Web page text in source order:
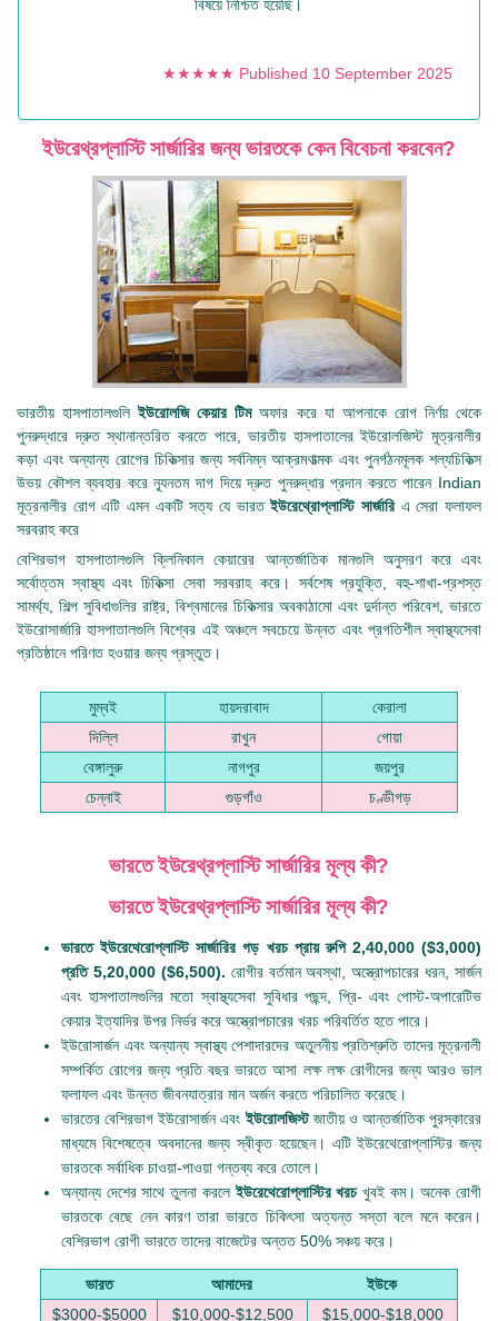
বিষয়ে নিশ্চিত হয়েছি।
★★★★★ Published 10 September 2025
ইউরেথ্রপ্লাস্টি সার্জারির জন্য ভারতকে কেন বিবেচনা করবেন?
ভারতীয় হাসপাতালগুলিইউরোলজি কেয়ার টিমঅফার করে যা আপনাকে রোগ নির্ণয় থেকে
পুনরুদ্ধারে দ্রুত স্থানান্তরিত করতে পারে, ভারতীয় হাসপাতালের ইউরোলজিস্ট মূত্রনালীর
কড়া এবং অন্যান্য রোগের চিকিত্সার জন্য সর্বনিম্ন আক্রমণাত্মক এবং পুনর্গঠনমূলক শল্যচিকিত্স
উভয় কৌশল ব্যবহার করে ন্যূনতম দাগ দিয়ে দ্রুত পুনরুদ্ধার প্রদান করতে পারেন Indian
মূত্রনালীর রোগ এটি এমন একটি সত্য যে ভারতইউরেথ্রোপ্লাস্টি সার্জারি এ সেরা ফলাফল
সরবরাহ করে
বেশিরভাগ হাসপাতালগুলি ক্লিনিকাল কেয়ারের আন্তর্জাতিক মানগুলি অনুসরণ করে এবং
সর্বোত্তম স্বাস্থ্য এবং চিকিত্সা সেবা সরবরাহ করে। সর্বশেষ প্রযুক্তি, বহু-শাখা-প্রশস্ত
সামর্থ্য, শিল্প সুবিধাগুলির রাষ্ট্র, বিশ্বমানের চিকিত্সার অবকাঠামো এবং দুর্দান্ত পরিবেশ, ভারতে
ইউরোসার্জারি হাসপাতালগুলি বিশ্বের এই অঞ্চলে সবচেয়ে উন্নত এবং প্রগতিশীল স্বাস্থ্যসেবা
প্রতিষ্ঠানে পরিণত হওয়ার জন্য প্রস্তুত।
মুম্বই হায়দরাবাদ
কেরালা
দিল্লি
রাখুন
গোয়া
বেঙ্গালুরু
নাগপুর
জয়পুর
চেন্নাই
গুড়গাঁও চণ্ডীগড়
ভারতে ইউরেথ্রপ্লাস্টি সার্জারির মূল্য কী?
ভারতে ইউরেথ্রপ্লাস্টি সার্জারির মূল্য কী?
ভারতে ইউরেথেরোপ্লাস্টি সার্জারির গড় খরচ প্রায় রুপি 2,40,000 ($3,000)
প্রতি 5,20,000 ($6,500). রোগীর বর্তমান অবস্থা, অস্ত্রোপচারের ধরন, সার্জন
এবং হাসপাতালগুলির মতো স্বাস্থ্যসেবা সুবিধার পছন্দ, প্রি- এবং পোস্ট-অপারেটিভ
কেয়ার ইত্যাদির উপর নির্ভর করে অস্ত্রোপচারের খরচ পরিবর্তিত হতে পারে।
ইউরোসার্জন এবং অন্যান্য স্বাস্থ্য পেশাদারদের অতুলনীয় প্রতিশ্রুতি তাদের মূত্রনালী
সম্পর্কিত রোগের জন্য প্রতি বছর ভারতে আসা লক্ষ লক্ষ রোগীদের জন্য আরও ভাল
ফলাফল এবং উন্নত জীবনযাত্রার মান অর্জন করতে পরিচালিত করেছে।
ভারতের বেশিরভাগ ইউরোসার্জন এবং ইউরোলজিস্টজাতীয় ও আন্তর্জাতিক পুরস্কারের
মাধ্যমে বিশেষত্বে অবদানের জন্য স্বীকৃত হয়েছেন। এটি ইউরেথেরোপ্লাস্টির জন্য
ভারতকে সর্বাধিক চাওয়া-পাওয়া গন্তব্য করে তোলে।
অন্যান্য দেশের সাথে তুলনা করলেইউরেথেরোপ্লাস্টির খরচখুবই কম। অনেক রোগী
ভারতকে বেছে নেন কারণ তারা ভারতে চিকিৎসা অত্যন্ত সস্তা বলে মনে করেন।
বেশিরভাগ রোগী ভারতে তাদের বাজেটের অন্তত 50% সঞ্চয় করে।
ভারত আমাদের
ইউকে
$3000-$5000
$10,000-$12,500 $15,000-$18,000